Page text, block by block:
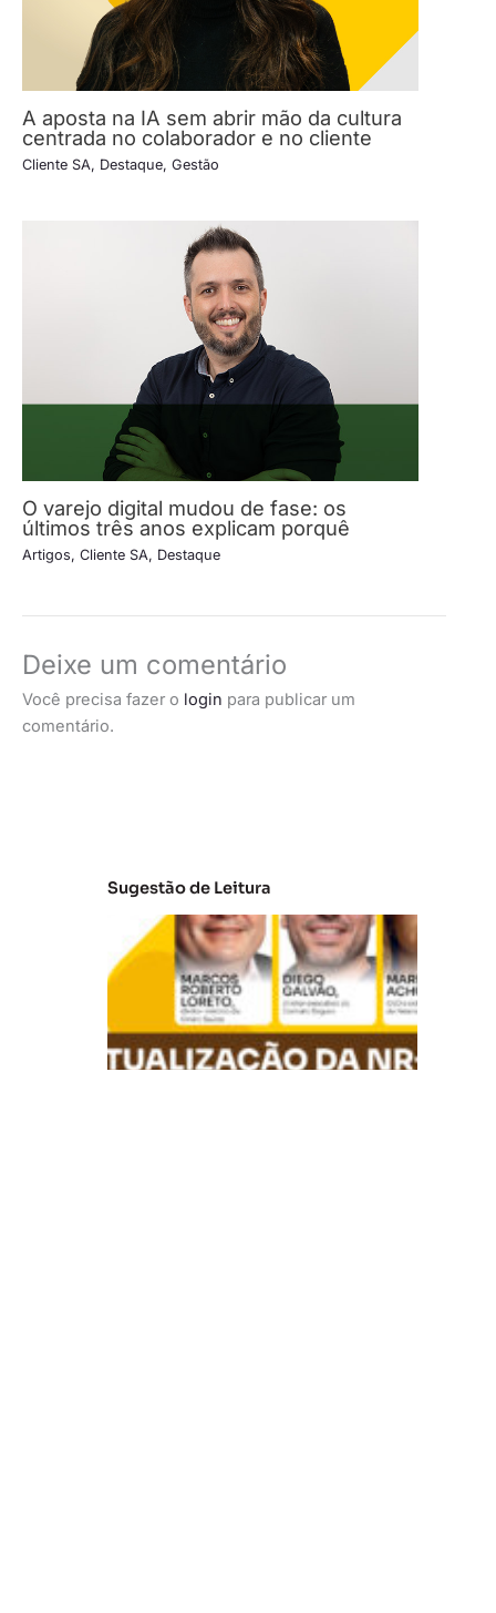
A aposta na IA sem abrir mão da cultura
centrada no colaborador e no cliente
Cliente SA, Destaque, Gestão
O varejo digital mudou de fase: os
últimos três anos explicam porquê
Artigos, Cliente SA, Destaque
Deixe um comentário
Você precisa fazer o login para publicar um
comentário.
Sugestão de Leitura